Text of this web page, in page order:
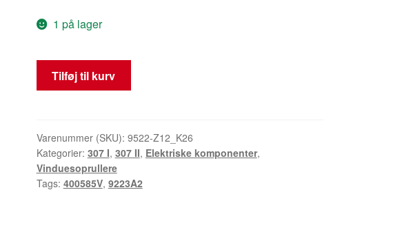
1 på lager
Ruderegulator
400585V
9223A2
antal
Tilføj til kurv
Varenummer (SKU): 9522-Z12_K26
Kategorier: 307 I, 307 II, Elektriske komponenter,
Vinduesoprullere
Tags: 400585V, 9223A2